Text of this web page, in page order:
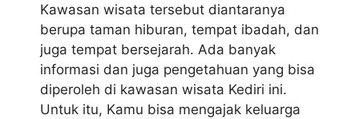
Kawasan wisata tersebut diantaranya
berupa taman hiburan, tempat ibadah, dan
juga tempat bersejarah. Ada banyak
informasi dan juga pengetahuan yang bisa
diperoleh di kawasan wisata Kediri ini.
Untuk itu, Kamu bisa mengajak keluarga